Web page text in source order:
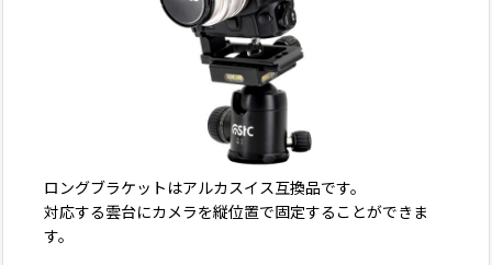
ロングブラケットはアルカスイス互換品です。
対応する雲台にカメラを縦位置で固定することができま
す。